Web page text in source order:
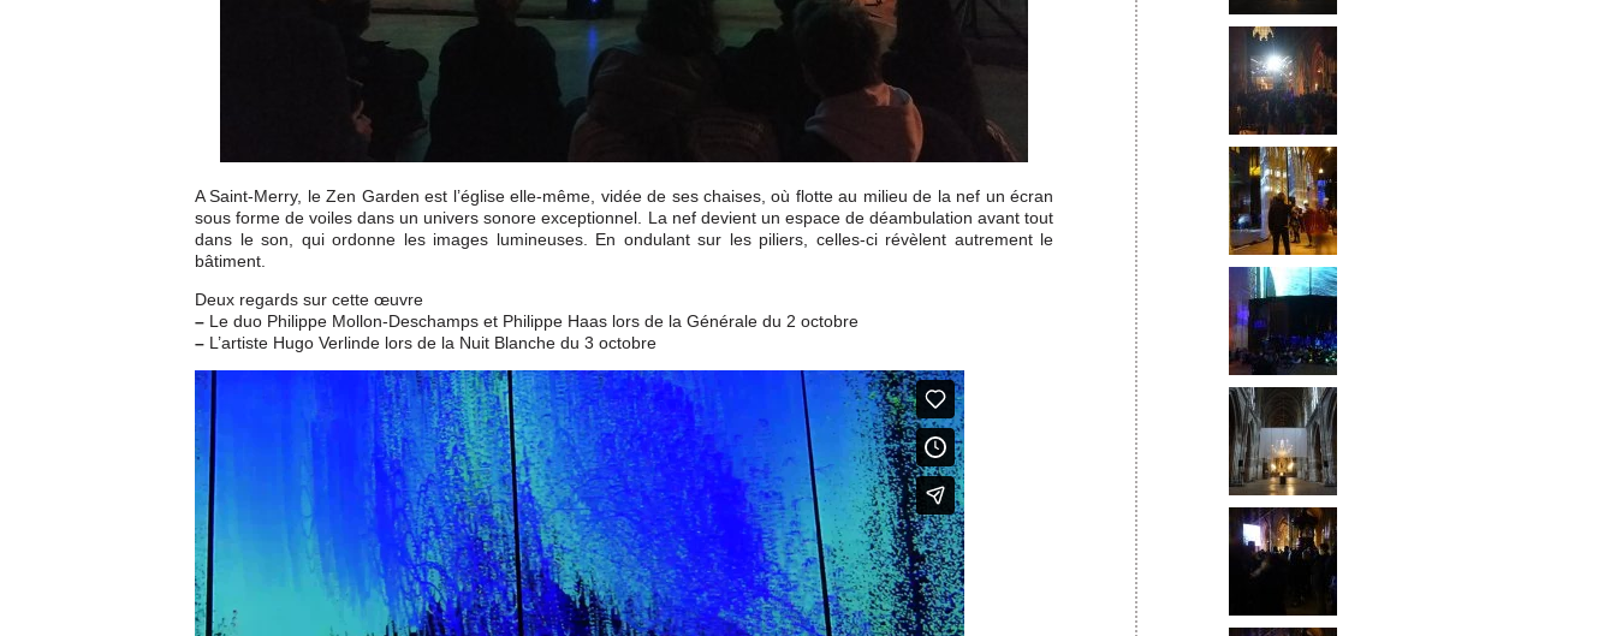
A Saint-Merry, le Zen Garden est l’église elle-même, vidée de ses chaises, où flotte au milieu de la nef un écran
sous forme de voiles dans un univers sonore exceptionnel. La nef devient un espace de déambulation avant tout
dans le son, qui ordonne les images lumineuses. En ondulant sur les piliers, celles-ci révèlent autrement le
bâtiment.
Deux regards sur cette œuvre
– Le duo Philippe Mollon-Deschamps et Philippe Haas lors de la Générale du 2 octobre
– L’artiste Hugo Verlinde lors de la Nuit Blanche du 3 octobre